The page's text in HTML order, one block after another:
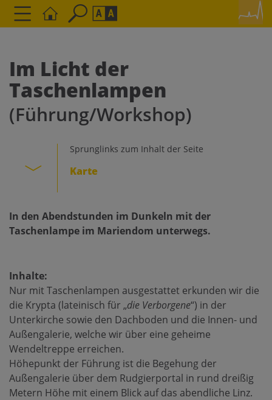
Schriftgröße
AAA
Kontrasteinstellungen
Im Licht der
Taschenlampen
(Führung/Workshop)
Sprunglinks zum Inhalt der Seite
Karte
In den Abendstunden im Dunkeln mit der
Taschenlampe im Mariendom unterwegs.
Inhalte:
Nur mit Taschenlampen ausgestattet erkunden wir die
die Krypta (lateinisch für „die Verborgene“) in der
Unterkirche sowie den Dachboden und die Innen- und
Außengalerie, welche wir über eine geheime
Wendeltreppe erreichen.
Höhepunkt der Führung ist die Begehung der
Außengalerie über dem Rudgierportal in rund dreißig
Metern Höhe mit einem Blick auf das abendliche Linz.